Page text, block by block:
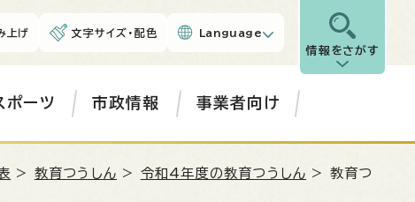
上げ 文字サイズ・配色 Language
情報をさがす
ポーツ 市政情報 事業者向け
> 教育つうしん > 令和4年度の教育つうしん > 教育つ